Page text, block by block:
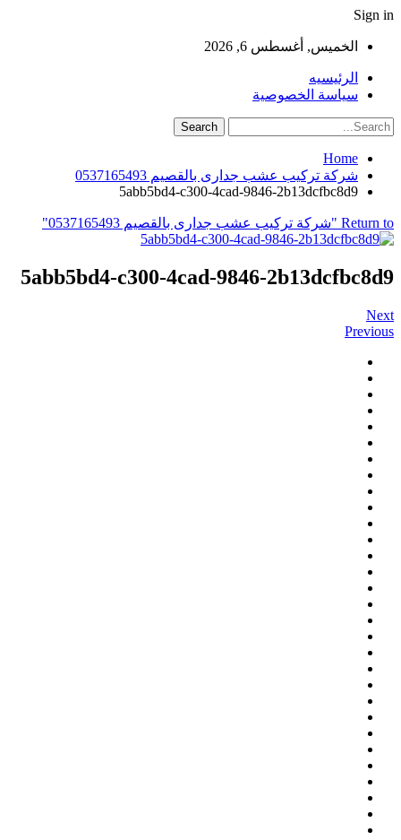
Sign in
الخميس, أغسطس 6, 2026
الرئيسيه
سياسة الخصوصية
Home
شركة تركيب عشب جدارى بالقصيم 0537165493
5abb5bd4-c300-4cad-9846-2b13dcfbc8d9
Return to "شركة تركيب عشب جدارى بالقصيم 0537165493"
5abb5bd4-c300-4cad-9846-2b13dcfbc8d9
Next
Previous